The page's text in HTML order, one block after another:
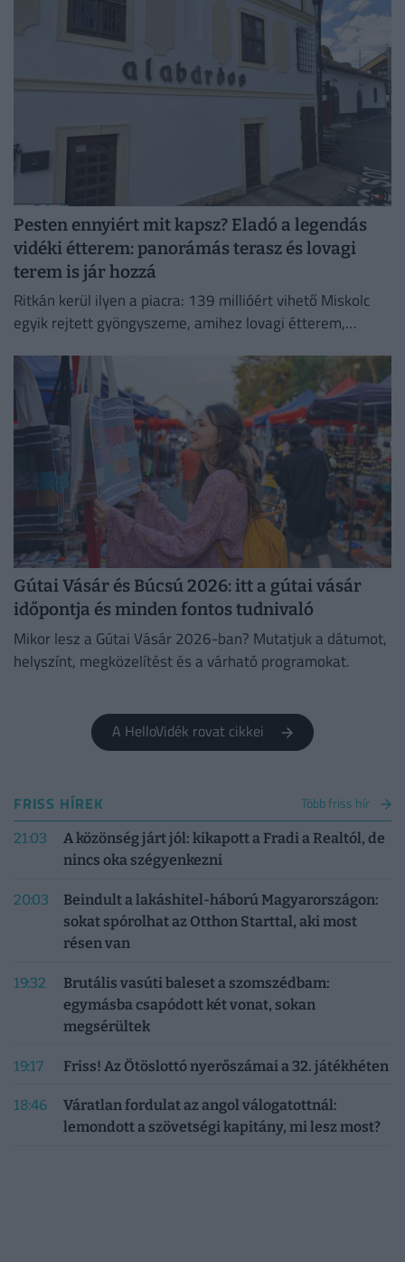
Pesten ennyiért mit kapsz? Eladó a legendás
vidéki étterem: panorámás terasz és lovagi
terem is jár hozzá
Ritkán kerül ilyen a piacra: 139 millióért vihető Miskolc
egyik rejtett gyöngyszeme, amihez lovagi étterem,
Gútai Vásár és Búcsú 2026: itt a gútai vásár
időpontja és minden fontos tudnivaló
Mikor lesz a Gútai Vásár 2026-ban? Mutatjuk a dátumot,
helyszínt, megközelítést és a várható programokat.
A HelloVidék rovat cikkei
FRISS HÍREK Több friss hír
21:03
A közönség járt jól: kikapott a Fradi a Realtól, de
nincs oka szégyenkezni
20:03
Beindult a lakáshitel-háború Magyarországon:
sokat spórolhat az Otthon Starttal, aki most
résen van
19:32
Brutális vasúti baleset a szomszédbam:
egymásba csapódott két vonat, sokan
megsérültek
19:17 Friss! Az Ötöslottó nyerőszámai a 32. játékhéten
18:46
Váratlan fordulat az angol válogatottnál:
lemondott a szövetségi kapitány, mi lesz most?